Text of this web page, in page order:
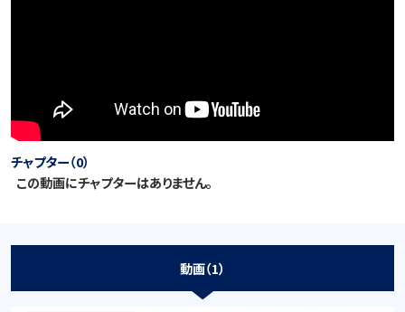
チャプター（0）
この動画にチャプターはありません。
動画（1）